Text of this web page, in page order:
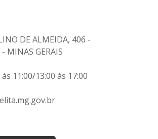
DE ALMEIDA, 406 -
MINAS GERAIS
11:00/13:00 às 17:00